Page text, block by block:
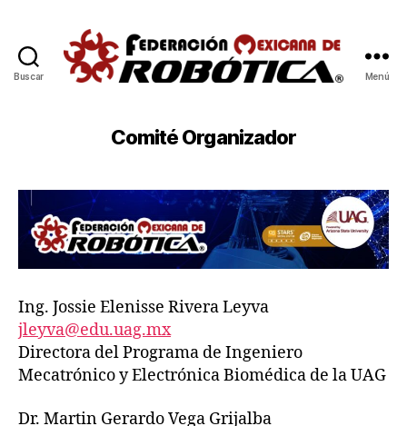
Buscar
Invierno
de
2021-
2022
Menú
Comité Organizador
Ing. Jossie Elenisse Rivera Leyva
jleyva@edu.uag.mx
Directora del Programa de Ingeniero
Mecatrónico y Electrónica Biomédica de la UAG
Dr. Martin Gerardo Vega Grijalba